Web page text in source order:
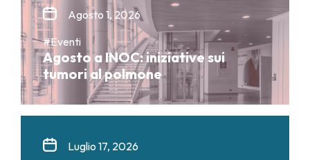
Agosto 1, 2026
#Eventi
Agosto a INOC: iniziative sui
tumori al polmone
Luglio 17, 2026